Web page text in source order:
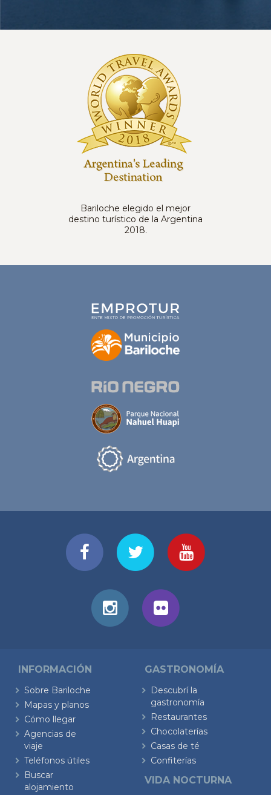
Bariloche elegido el mejor
destino turístico de la Argentina
2018.
INFORMACIÓN
Sobre Bariloche
Mapas y planos
Cómo llegar
Agencias de
viaje
Teléfonos útiles
Buscar
alojamiento
GASTRONOMÍA
Descubrí la
gastronomía
Restaurantes
Chocolaterías
Casas de té
Confiterías
VIDA NOCTURNA